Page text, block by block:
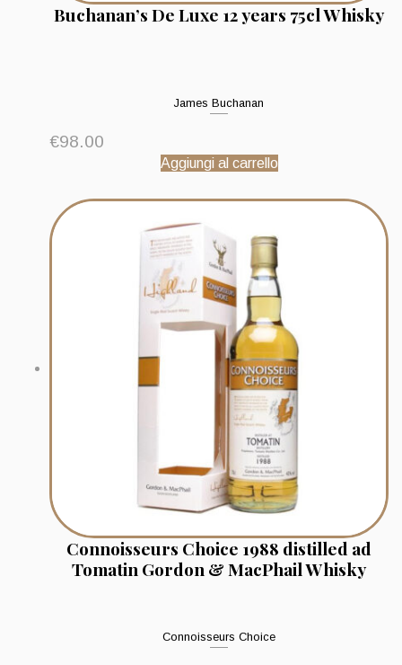
Buchanan’s De Luxe 12 years 75cl Whisky
James Buchanan
€98.00
Aggiungi al carrello
Connoisseurs Choice 1988 distilled ad
Tomatin Gordon & MacPhail Whisky
Connoisseurs Choice